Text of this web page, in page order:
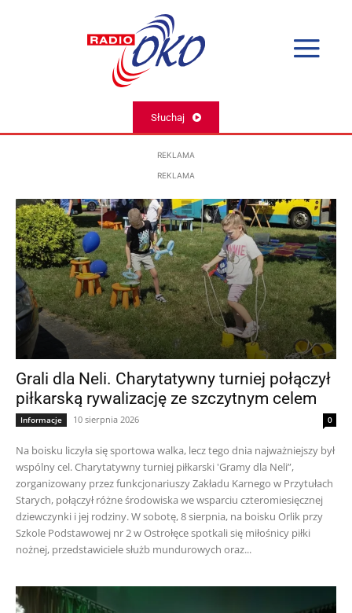
Słuchaj
REKLAMA
REKLAMA
Grali dla Neli. Charytatywny turniej połączył
piłkarską rywalizację ze szczytnym celem
Informacje 10 sierpnia 2026 0
Na boisku liczyła się sportowa walka, lecz tego dnia najważniejszy był
wspólny cel. Charytatywny turniej piłkarski 'Gramy dla Neli”,
zorganizowany przez funkcjonariuszy Zakładu Karnego w Przytułach
Starych, połączył różne środowiska we wsparciu czteromiesięcznej
dziewczynki i jej rodziny. W sobotę, 8 sierpnia, na boisku Orlik przy
Szkole Podstawowej nr 2 w Ostrołęce spotkali się miłośnicy piłki
nożnej, przedstawiciele służb mundurowych oraz...